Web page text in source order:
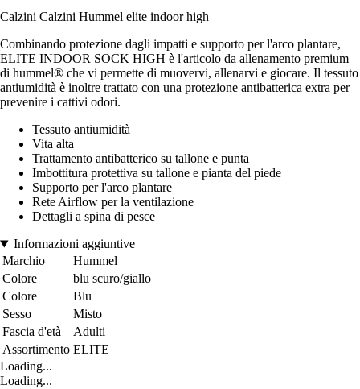
Calzini Calzini Hummel elite indoor high
Combinando protezione dagli impatti e supporto per l'arco plantare,
ELITE INDOOR SOCK HIGH è l'articolo da allenamento premium
di hummel® che vi permette di muovervi, allenarvi e giocare. Il tessuto
antiumidità è inoltre trattato con una protezione antibatterica extra per
prevenire i cattivi odori.
Tessuto antiumidità
Vita alta
Trattamento antibatterico su tallone e punta
Imbottitura protettiva su tallone e pianta del piede
Supporto per l'arco plantare
Rete Airflow per la ventilazione
Dettagli a spina di pesce
Informazioni aggiuntive
Marchio
Hummel
Colore
blu scuro/giallo
Colore
Blu
Sesso
Misto
Fascia d'età
Adulti
Assortimento ELITE
Loading...
Loading...